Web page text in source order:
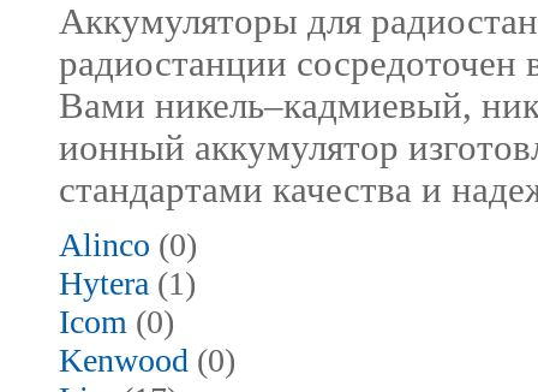
Аккумуляторы для
радиостанции
Вами никель–кадмиевый,
ионный аккумулятор
стандартами качества и
Alinco (0)
Hytera (1)
Icom (0)
Kenwood (0)